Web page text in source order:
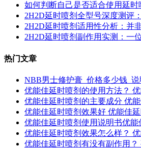
如何判断自己是否适合使用延
2H2D延时喷剂全型号深度测评
2H2D延时喷剂适用性分析：并
2H2D延时喷剂副作用实测：一
热门文章
NBB男士修护膏_价格多少钱_
优能佳延时喷剂的使用方法？
优能佳延时喷剂的主要成分 优
优能佳延时喷剂效果好 优能佳
优能佳延时喷剂使用说明书优
优能佳延时喷剂效果怎么样？
优能佳延时喷剂有没有副作用